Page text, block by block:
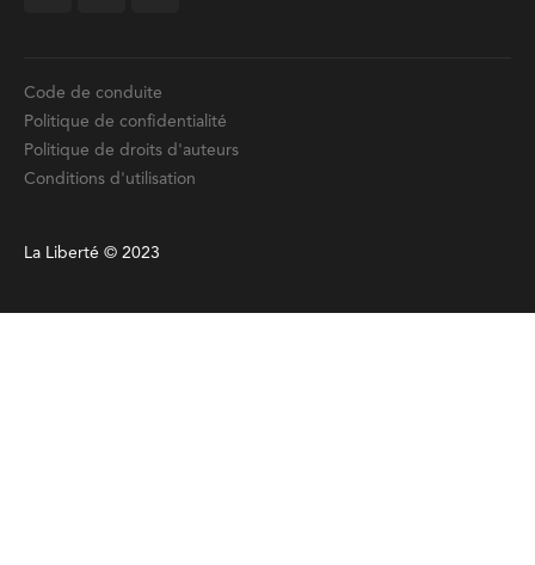
Code de conduite
Politique de confidentialité
Politique de droits d'auteurs
Conditions d'utilisation
La Liberté © 2023